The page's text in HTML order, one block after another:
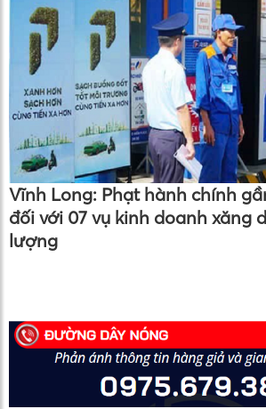
Vĩnh Long: Phạt hành chính
đối với 07 vụ kinh doanh xăng
lượng